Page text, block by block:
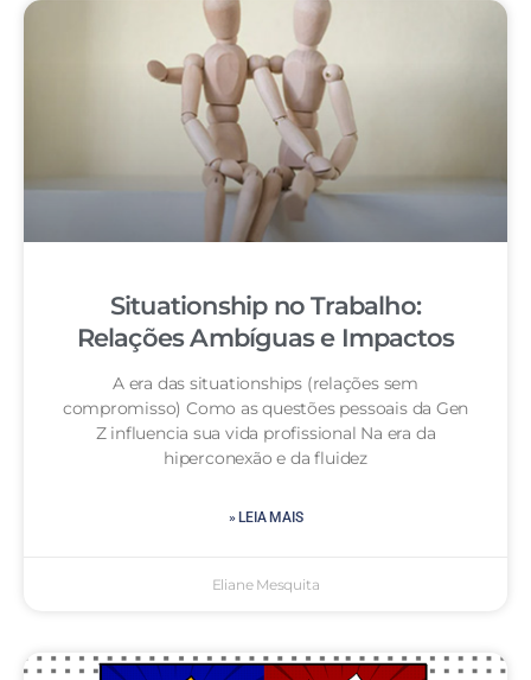
Situationship no Trabalho:
Relações Ambíguas e Impactos
A era das situationships (relações sem
compromisso) Como as questões pessoais da Gen
Z influencia sua vida profissional Na era da
hiperconexão e da fluidez
» LEIA MAIS
Eliane Mesquita